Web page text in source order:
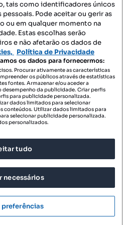
NOS:
NA:
OLX Portugal, S.A.
DE UTILIZAÇÃO
PRIVACIDADE
DE PRIVACIDADE
tais como identificadores únicos
Pode aceitar ou gerir as
ou em qualquer momento na
Estas escolhas serão
e não afetarão os dados de
Política de Privacidade
os dados para fornecermos:
Procurar ativamente as características
os públicos através de estatísticas
fontes. Armazenar e/ou aceder a
da publicidade. Criar perfis
para publicidade personalizada.
dados limitados para selecionar
conteúdos. Utilizar dados limitados para
selecionar publicidade personalizada.
personalizados.
tudo
necessários
preferências